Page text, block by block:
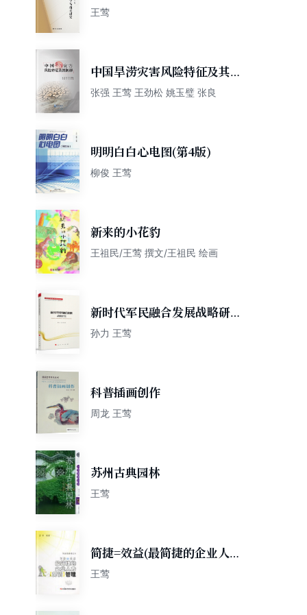
演奏探究
王莺
中国旱涝灾害风险特征及其防
御
张强 王莺 王劲松 姚玉璧 张良
明明白白心电图(第4版)
柳俊 王莺
新来的小花豹
王祖民/王莺 撰文/王祖民 绘画
新时代军民融合发展战略研究/
新时代 新思想 新战略研究丛
孙力 王莺
科普插画创作
周龙 王莺
苏州古典园林
王莺
简捷=效益(最简捷的企业人力
<劳资>管理)
王莺